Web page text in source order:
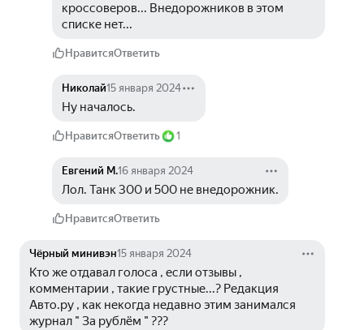
кроссоверов... Внедорожников в этом
списке нет...
НравитсяОтветить
Николай15 января 2024
Ну началось.
НравитсяОтветить 1
Евгений М.16 января 2024
Лол. Танк 300 и 500 не внедорожник.
НравитсяОтветить
Чёрный минивэн15 января 2024
Кто же отдавал голоса , если отзывы ,
комментарии , такие грустные...? Редакция
Авто.ру , как некогда недавно этим занимался
журнал " За рублём " ???